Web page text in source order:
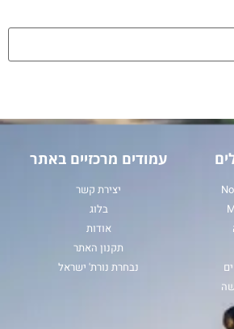
עמודים מרכזיים באתר
יצירת קשר
בלוג
אודות
תקנון האתר
נבחרת נורת' ישראל